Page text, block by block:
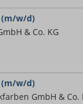
(m/w/d)
& Co. KG
(m/w/d)
GmbH & Co.